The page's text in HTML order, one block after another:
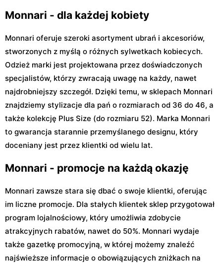
Monnari - dla każdej kobiety
Monnari oferuje szeroki asortyment ubrań i akcesoriów,
stworzonych z myślą o różnych sylwetkach kobiecych.
Odzież marki jest projektowana przez doświadczonych
specjalistów, którzy zwracają uwagę na każdy, nawet
najdrobniejszy szczegół. Dzięki temu, w sklepach Monnari
znajdziemy stylizacje dla pań o rozmiarach od 36 do 46, a
także kolekcję Plus Size (do rozmiaru 52). Marka Monnari
to gwarancja starannie przemyślanego designu, który
doceniany jest przez klientki od wielu lat.
Monnari - promocje na każdą okazję
Monnari zawsze stara się dbać o swoje klientki, oferując
im liczne promocje. Dla stałych klientek sklep przygotował
program lojalnościowy, który umożliwia zdobycie
atrakcyjnych rabatów, nawet do 50%. Monnari wydaje
także gazetkę promocyjną, w której możemy znaleźć
najświeższe informacje o obowiązujących zniżkach na